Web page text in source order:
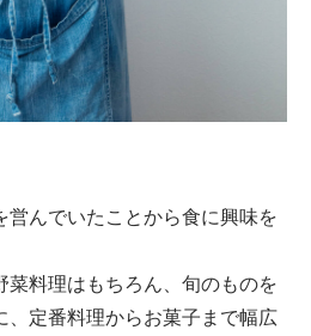
営んでいたことから食に興味を
菜料理はもちろん、旬のものを
、定番料理からお菓子まで幅広